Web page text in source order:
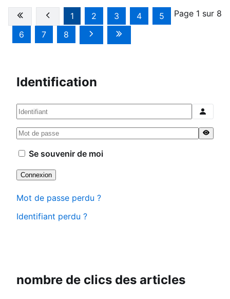
Identification
Identifiant
Mot de passe
Se souvenir de moi
Connexion
Mot de passe perdu ?
Identifiant perdu ?
nombre de clics des articles
Page 1 sur 8
1 2 3 4
5
6
7 8